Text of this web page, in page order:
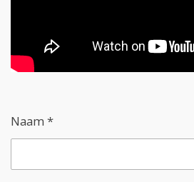
Naam *